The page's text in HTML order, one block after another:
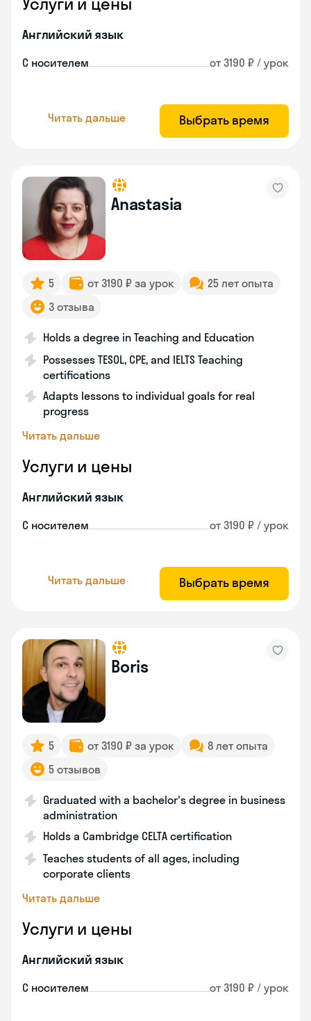
Английский язык
С носителем от 3190 ₽ / урок
Читать дальше Выбрать время
Anastasia
5 от 3190 ₽ за урок
25 лет опыта
3 отзыва
Holds a degree in Teaching and Education
Possesses TESOL, CPE, and IELTS Teaching
certifications
Adapts lessons to individual goals for real
progress
Читать дальше
Услуги и цены
Английский язык
С носителем от 3190 ₽ / урок
Читать дальше Выбрать время
Boris
5 от 3190 ₽ за урок
8 лет опыта
5 отзывов
Graduated with a bachelor's degree in business
administration
Holds a Cambridge CELTA certification
Teaches students of all ages, including
corporate clients
Читать дальше
Услуги и цены
Английский язык
С носителем от 3190 ₽ / урок